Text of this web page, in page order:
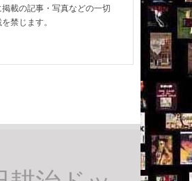
載の記事・写真などの一切
禁じます。